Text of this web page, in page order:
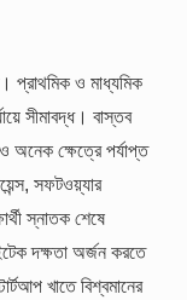
প্রাথমিক ও মাধ্যমিক
সীমাবদ্ধ। বাস্তব
অনেক ক্ষেত্রে পর্যাপ্ত
সফটওয়্যার
স্নাতক শেষে
দক্ষতা অর্জন করতে
খাতে বিশ্বমানের